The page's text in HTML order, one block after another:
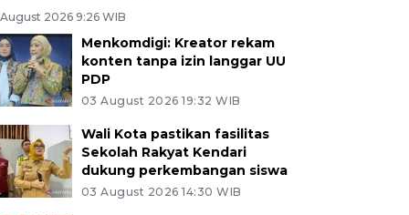
2026 9:26 WIB
Menkomdigi: Kreator rekam
konten tanpa izin langgar UU
PDP
03 August 2026 19:32 WIB
Wali Kota pastikan fasilitas
Sekolah Rakyat Kendari
dukung perkembangan siswa
03 August 2026 14:30 WIB